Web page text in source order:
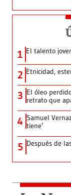
1 El talento
2 Etnicidad,
3 El óleo
retrato que
4 Samuel
tiene’
5 Después de